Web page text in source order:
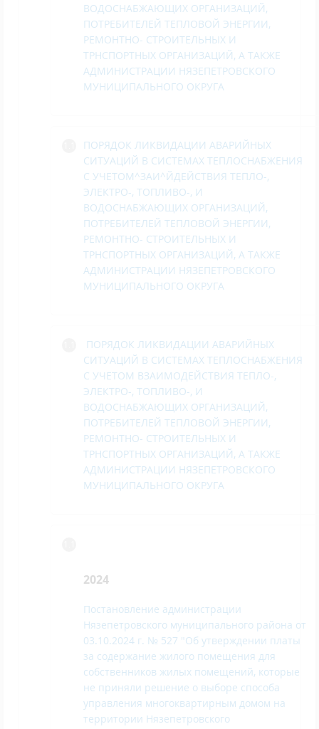
ВОДОСНАБЖАЮЩИХ ОРГАНИЗАЦИЙ,
ПОТРЕБИТЕЛЕЙ ТЕПЛОВОЙ ЭНЕРГИИ,
РЕМОНТНО- СТРОИТЕЛЬНЫХ И
ТРНСПОРТНЫХ ОРГАНИЗАЦИЙ, А ТАКЖЕ
АДМИНИСТРАЦИИ НЯЗЕПЕТРОВСКОГО
МУНИЦИПАЛЬНОГО ОКРУГА
ПОРЯДОК ЛИКВИДАЦИИ АВАРИЙНЫХ
СИТУАЦИЙ В СИСТЕМАХ ТЕПЛОСНАБЖЕНИЯ
С УЧЕТОМ^ЗАИ^ЙДЕЙСТВИЯ ТЕПЛО-,
ЭЛЕКТРО-, ТОПЛИВО-, И
ВОДОСНАБЖАЮЩИХ ОРГАНИЗАЦИЙ,
ПОТРЕБИТЕЛЕЙ ТЕПЛОВОЙ ЭНЕРГИИ,
РЕМОНТНО- СТРОИТЕЛЬНЫХ И
ТРНСПОРТНЫХ ОРГАНИЗАЦИЙ, А ТАКЖЕ
АДМИНИСТРАЦИИ НЯЗЕПЕТРОВСКОГО
МУНИЦИПАЛЬНОГО ОКРУГА
ПОРЯДОК ЛИКВИДАЦИИ АВАРИЙНЫХ
СИТУАЦИЙ В СИСТЕМАХ ТЕПЛОСНАБЖЕНИЯ
С УЧЕТОМ ВЗАИМОДЕЙСТВИЯ ТЕПЛО-,
ЭЛЕКТРО-, ТОПЛИВО-, И
ВОДОСНАБЖАЮЩИХ ОРГАНИЗАЦИЙ,
ПОТРЕБИТЕЛЕЙ ТЕПЛОВОЙ ЭНЕРГИИ,
РЕМОНТНО- СТРОИТЕЛЬНЫХ И
ТРНСПОРТНЫХ ОРГАНИЗАЦИЙ, А ТАКЖЕ
АДМИНИСТРАЦИИ НЯЗЕПЕТРОВСКОГО
МУНИЦИПАЛЬНОГО ОКРУГА
2024
Постановление администрации
Нязепетровского муниципального района от
03.10.2024 г. № 527 "Об утверждении платы
за содержание жилого помещения для
собственников жилых помещений, которые
не приняли решение о выборе способа
управления многоквартирным домом на
территории Нязепетровского